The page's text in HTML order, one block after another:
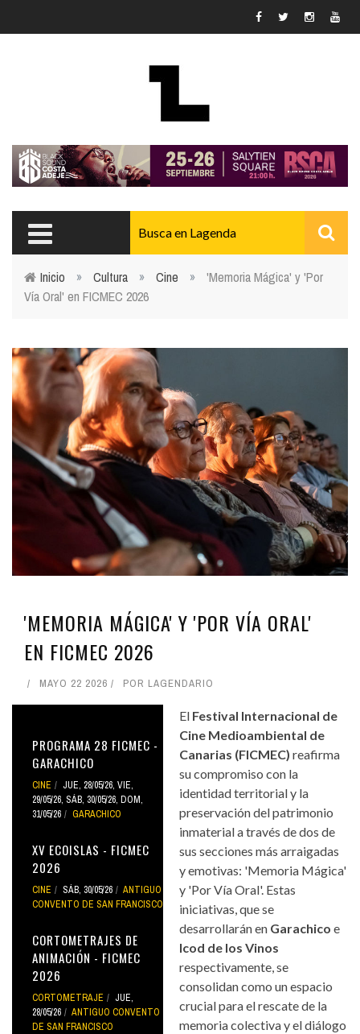
Usted está aquí
Inicio » Cultura » Cine »
'Memoria Mágica' y 'Por
Vía Oral' en FICMEC 2026
'MEMORIA MÁGICA' Y 'POR VÍA ORAL'
EN FICMEC 2026
MAYO 22 2026 POR LAGENDARIO
PROGRAMA 28 FICMEC -
GARACHICO
CINE JUE, 28/05/26, VIE,
29/05/26, SÁB, 30/05/26, DOM,
31/05/26
GARACHICO
XV ECOISLAS - FICMEC
2026
CINE SÁB, 30/05/26
ANTIGUO
CONVENTO DE SAN FRANCISCO
CORTOMETRAJES DE
ANIMACIÓN - FICMEC
2026
CORTOMETRAJE
JUE,
28/05/26
ANTIGUO CONVENTO
DE SAN FRANCISCO
El Festival Internacional de
Cine Medioambiental de
Canarias (FICMEC) reafirma
su compromiso con la
identidad territorial y la
preservación del patrimonio
inmaterial a través de dos de
sus secciones más arraigadas
y emotivas: 'Memoria Mágica'
y 'Por Vía Oral'. Estas
iniciativas, que se
desarrollarán en Garachico e
Icod de los Vinos
respectivamente, se
consolidan como un espacio
crucial para el rescate de la
memoria colectiva y el diálogo